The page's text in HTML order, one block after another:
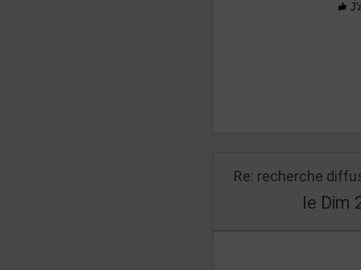
Re: recherche
le Dim